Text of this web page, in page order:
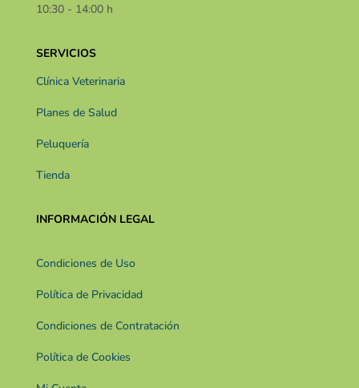
10:30 - 14:00 h​​
SERVICIOS
Clínica Veterinaria
Planes de Salud
Peluquería
Tienda
INFORMACIÓN LEGAL
Condiciones de Uso
Política de Privacidad
Condiciones de Contratación
Política de Cookies